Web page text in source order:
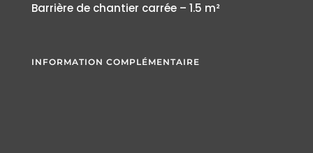
Barrière de chantier carrée – 1.5 m²
INFORMATION COMPLÉMENTAIRE